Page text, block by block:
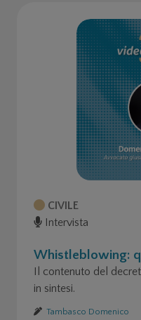
CIVILE
Intervista
Whistleblowing:
Il contenuto del
in sintesi.
Tambasco Domenico